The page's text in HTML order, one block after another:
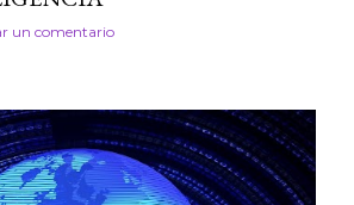
un comentario